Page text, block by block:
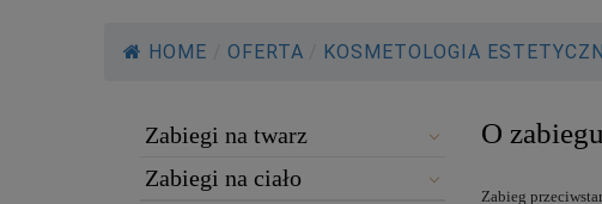
HOME OFERTA KOSMETOLOGIA
Zabiegi na twarz
Zabiegi na ciało
O zabiegu
Zabieg